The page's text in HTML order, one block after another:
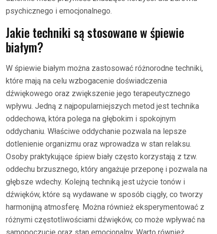
psychicznego i emocjonalnego.
Jakie techniki są stosowane w śpiewie
białym?
W śpiewie białym można zastosować różnorodne techniki,
które mają na celu wzbogacenie doświadczenia
dźwiękowego oraz zwiększenie jego terapeutycznego
wpływu. Jedną z najpopularniejszych metod jest technika
oddechowa, która polega na głębokim i spokojnym
oddychaniu. Właściwe oddychanie pozwala na lepsze
dotlenienie organizmu oraz wprowadza w stan relaksu.
Osoby praktykujące śpiew biały często korzystają z tzw.
oddechu brzusznego, który angażuje przeponę i pozwala na
głębsze wdechy. Kolejną techniką jest użycie tonów i
dźwięków, które są wydawane w sposób ciągły, co tworzy
harmonijną atmosferę. Można również eksperymentować z
różnymi częstotliwościami dźwięków, co może wpływać na
samopoczucie oraz stan emocjonalny. Warto również